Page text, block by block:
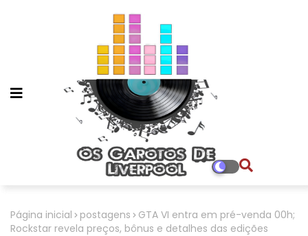
Página inicial postagens
GTA VI entra em pré-venda 00h;
Rockstar revela preços, bônus e detalhes das edições